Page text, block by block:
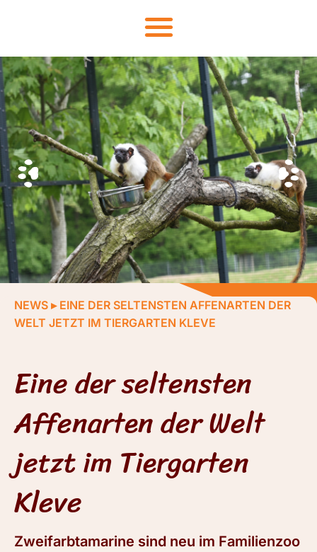
NEWS ▸ EINE DER SELTENSTEN AFFENARTEN DER
WELT JETZT IM TIERGARTEN KLEVE
Eine der seltensten
Affenarten der Welt
jetzt im Tiergarten
Kleve
Zweifarbtamarine sind neu im Familienzoo